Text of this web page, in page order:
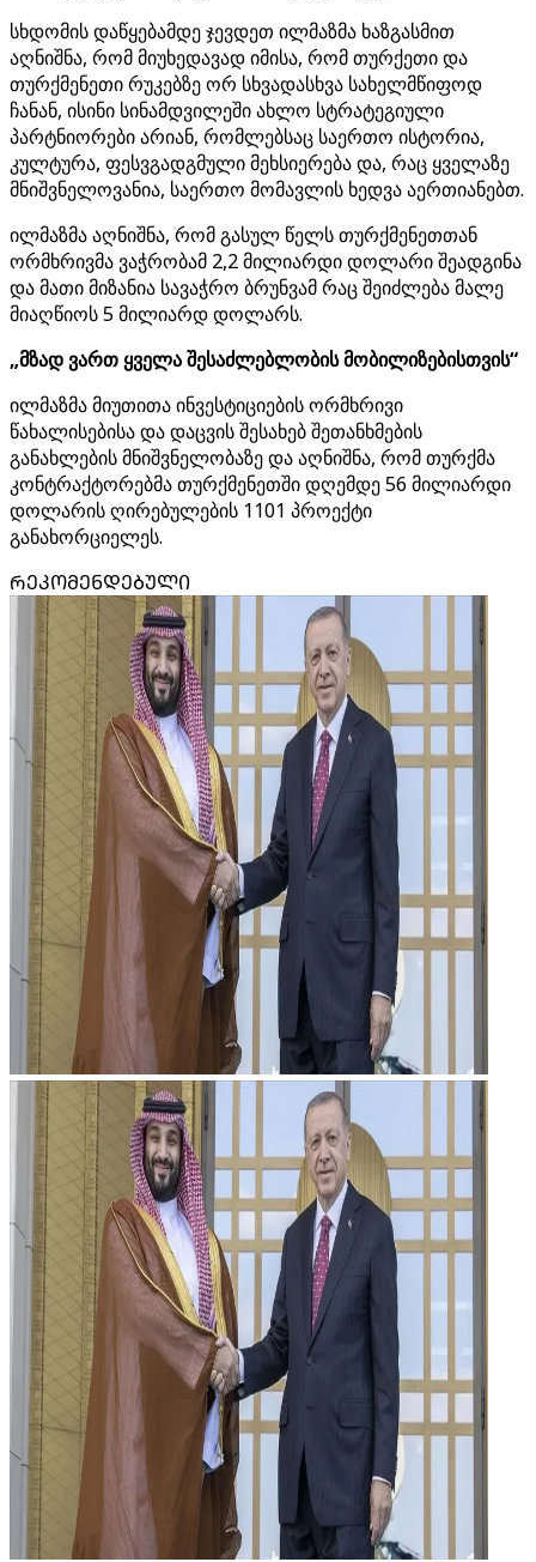
სხდომის დაწყებამდე ჯევდეთ ილმაზმა ხაზგასმით
აღნიშნა, რომ მიუხედავად იმისა, რომ თურქეთი და
თურქმენეთი რუკებზე ორ სხვადასხვა სახელმწიფოდ
ჩანან, ისინი სინამდვილეში ახლო სტრატეგიული
პარტნიორები არიან, რომლებსაც საერთო ისტორია,
კულტურა, ფესვგადგმული მეხსიერება და, რაც ყველაზე
მნიშვნელოვანია, საერთო მომავლის ხედვა აერთიანებთ.
ილმაზმა აღნიშნა, რომ გასულ წელს თურქმენეთთან
ორმხრივმა ვაჭრობამ 2,2 მილიარდი დოლარი შეადგინა
და მათი მიზანია სავაჭრო ბრუნვამ რაც შეიძლება მალე
მიაღწიოს 5 მილიარდ დოლარს.
„მზად ვართ ყველა შესაძლებლობის მობილიზებისთვის“
ილმაზმა მიუთითა ინვესტიციების ორმხრივი
წახალისებისა და დაცვის შესახებ შეთანხმების
განახლების მნიშვნელობაზე და აღნიშნა, რომ თურქმა
კონტრაქტორებმა თურქმენეთში დღემდე 56 მილიარდი
დოლარის ღირებულების 1101 პროექტი
განახორციელეს.
ᲠᲔᲙᲝᲛᲔᲜᲓᲔᲑᲣᲚᲘ